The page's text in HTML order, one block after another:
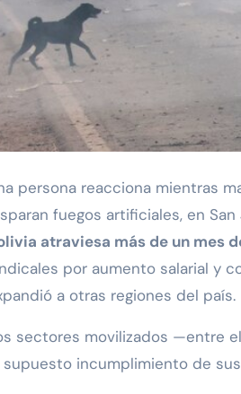
persona reacciona mientras
fuegos artificiales, en San
atraviesa más de un mes
por aumento salarial y
a otras regiones del país.
sectores movilizados —entre
supuesto incumplimiento de